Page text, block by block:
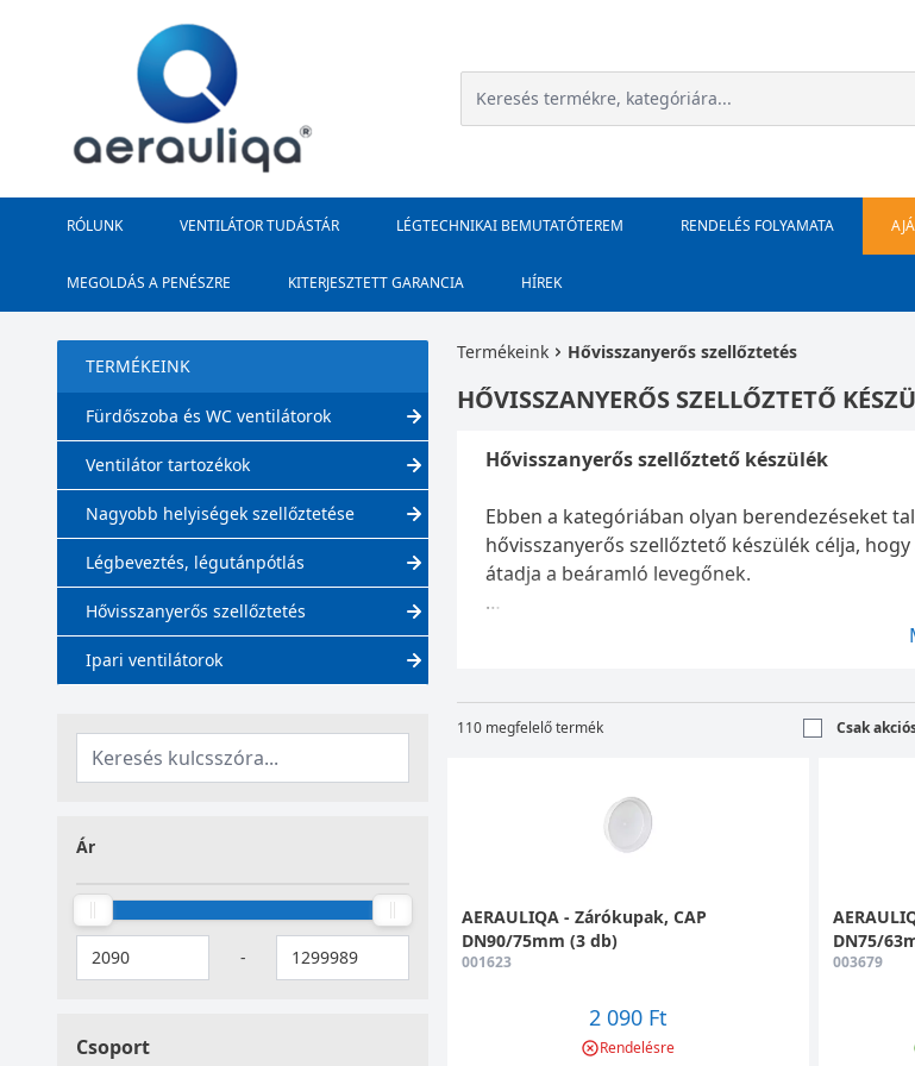
RÓLUNK VENTILÁTOR TUDÁSTÁR LÉGTECHNIKAI BEMUTATÓTEREM RENDELÉS FOLYAMATA
MEGOLDÁS A PENÉSZRE KITERJESZTETT GARANCIA HÍREK
TERMÉKEINK
Fürdőszoba és WC ventilátorok
Ventilátor tartozékok
Nagyobb helyiségek szellőztetése
Légbeveztés, légutánpótlás
Hővisszanyerős szellőztetés
Ipari ventilátorok
Ár
-
Csoport
Termékeink Hővisszanyerős szellőztetés
HŐVISSZANYERŐS SZELLŐZTETŐ
Hővisszanyerős szellőztető készülék
Ebben a kategóriában olyan berendezéseket
hővisszanyerős szellőztető készülék célja,
átadja a beáramló levegőnek.
Háztartási megoldások kategóriánkban
segítségével.
szükségünk van a friss levegőre. Anélkül
távon nem tenne jót sem a tüdőnk, sem a
Ezek a készülékek egy hőcserélő segítségével
környezetből beáramló levegőnek. Mindezt a
legyen a helyiségekben, ráadásul a közel
keletkező páralecsapódást és az ebből adódó
110 megfelelő termék Csak
AERAULIQA - Zárókupak, CAP
DN90/75mm (3 db)
001623
2 090 Ft
Rendelésre
DN75/
003679